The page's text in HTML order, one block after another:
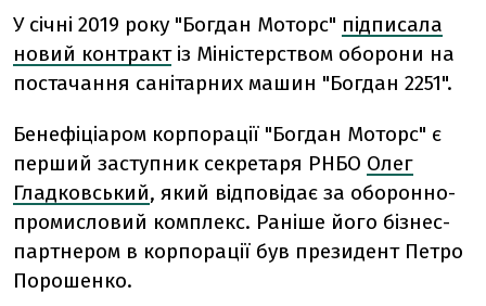
У січні 2019 року "Богдан Моторс" підписала
новий контрактіз Міністерством оборони на
постачання санітарних машин "Богдан 2251".
Бенефіціаром корпорації "Богдан Моторс" є
перший заступник секретаря РНБО Олег
Гладковський, який відповідає за оборонно-
промисловий комплекс. Раніше його бізнес-
партнером в корпорації був президент Петро
Порошенко.